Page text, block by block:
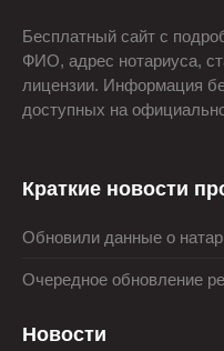
Бесплатный сайт с
ФИО, адрес нотариуса,
лицензии. Информация
доступных на
Краткие новости
Обновили данные о
Очередное обновление
Новости